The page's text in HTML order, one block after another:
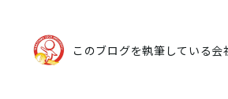
このブログを執筆している会